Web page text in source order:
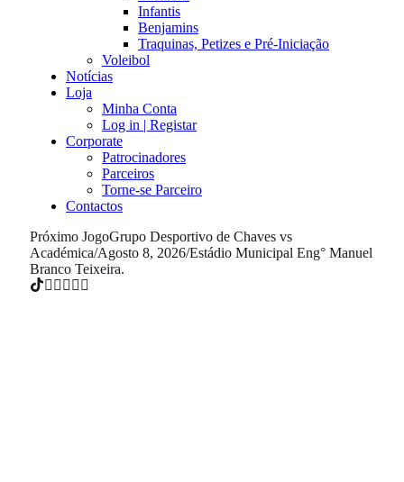
Infantis
Benjamins
Traquinas, Petizes e Pré-Iniciação
Voleibol
Notícias
Loja
Minha Conta
Log in | Registar
Corporate
Patrocinadores
Parceiros
Torne-se Parceiro
Contactos
Próximo JogoGrupo Desportivo de Chaves vs
Académica/Agosto 8, 2026/Estádio Municipal Eng° Manuel
Branco Teixeira.